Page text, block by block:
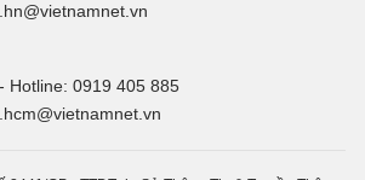
Hotline: 0919 405 885